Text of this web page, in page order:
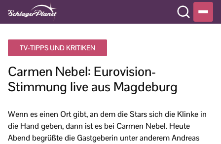
TV-TIPPS UND KRITIKEN
Carmen Nebel: Eurovision-
Stimmung live aus Magdeburg
Wenn es einen Ort gibt, an dem die Stars sich die Klinke in
die Hand geben, dann ist es bei Carmen Nebel. Heute
Abend begrüßte die Gastgeberin unter anderem Andreas